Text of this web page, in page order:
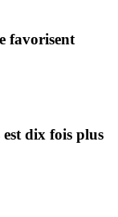
favorisent
dix fois plus